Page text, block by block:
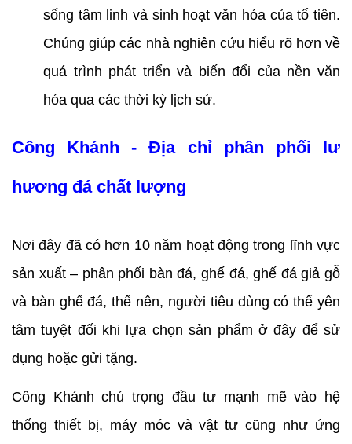
sống tâm linh và sinh hoạt văn hóa của tổ tiên.
Chúng giúp các nhà nghiên cứu hiểu rõ hơn về
quá trình phát triển và biến đổi của nền văn
hóa qua các thời kỳ lịch sử.
Công Khánh - Địa chỉ phân phối lư
hương đá chất lượng
Nơi đây đã có hơn 10 năm hoạt động trong lĩnh vực
sản xuất – phân phối bàn đá, ghế đá, ghế đá giả gỗ
và bàn ghế đá, thế nên, người tiêu dùng có thể yên
tâm tuyệt đối khi lựa chọn sản phẩm ở đây để sử
dụng hoặc gửi tặng.
Công Khánh chú trọng đầu tư mạnh mẽ vào hệ
thống thiết bị, máy móc và vật tư cũng như ứng